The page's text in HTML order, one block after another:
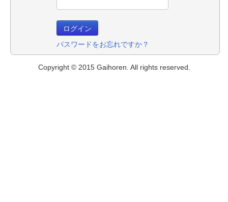
パスワードをお忘れですか？
Copyright © 2015 Gaihoren. All rights reserved.